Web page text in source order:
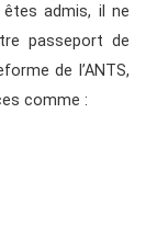
admis, il ne
passeport de
de l’ANTS,
comme :